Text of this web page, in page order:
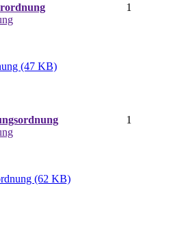
1
(47 KB)
1
(62 KB)